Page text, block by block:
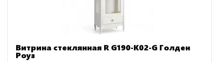
Витрина стеклянная R G190-K02-G Голден
Роуз